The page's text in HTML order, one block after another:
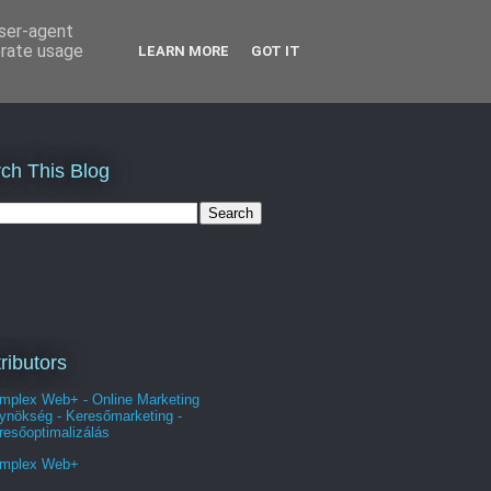
This Blog
Web+ - Online Marketing
- Keresőmarketing -
Web+
agent
usage
LEARN MORE GOT IT